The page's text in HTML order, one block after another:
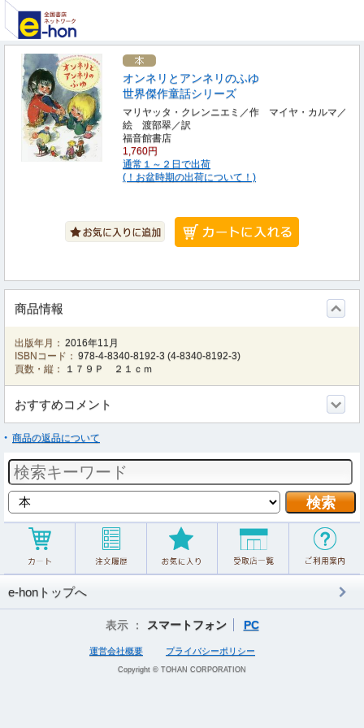
オンネリとアンネリのふゆ
世界傑作童話シリーズ
マリヤッタ・クレンニエミ／作 マイヤ・カルマ／
絵 渡部翠／訳
福音館書店
1,760円
通常１～２日で出荷
(！お盆時期の出荷について！)
商品情報
出版年月： 2016年11月
ISBNコード： 978-4-8340-8192-3 (4-8340-8192-3)
頁数・縦：
１７９Ｐ ２１ｃｍ
おすすめコメント
商品の返品について
e-honトップへ
表示 ： スマートフォン PC
運営会社概要 プライバシーポリシー
Copyright © TOHAN CORPORATION